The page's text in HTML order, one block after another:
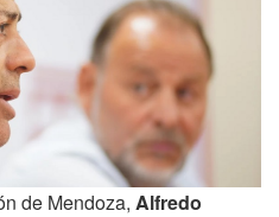
de Mendoza, Alfredo